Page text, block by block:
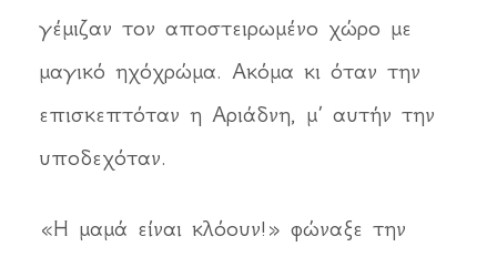
γέμιζαν τον αποστειρωμένο χώρο με
μαγικό ηχόχρώμα. Ακόμα κι όταν την
επισκεπτόταν η Αριάδνη, μ’ αυτήν την
υποδεχόταν.
«Η μαμά είναι κλόουν!» φώναξε την